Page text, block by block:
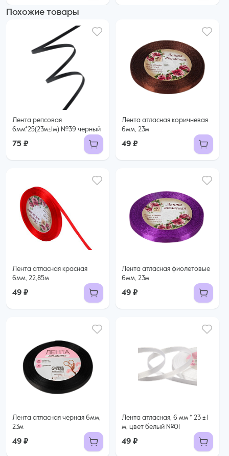
Похожие товары
Лента репсовая
6мм*25(23м±1м) №39 чёрный
75 ₽
Лента атласная коричневая
6мм, 23м
49 ₽
Лента атласная красная
6мм, 22,85м
49 ₽
Лента атласная фиолетовые
6мм, 23м
49 ₽
Лента атласная черная 6мм,
23м
49 ₽
Лента атласная, 6 мм * 23 ± 1
м, цвет белый №01
49 ₽